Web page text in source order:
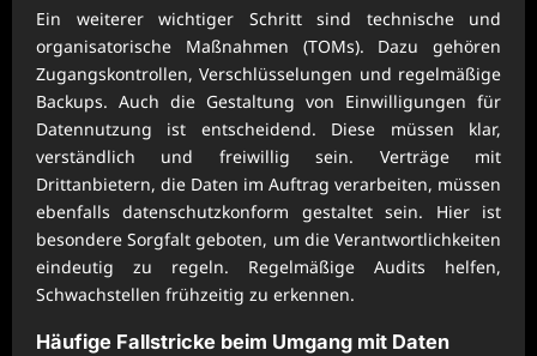
Ein weiterer wichtiger Schritt sind technische und
organisatorische Maßnahmen (TOMs). Dazu gehören
Zugangskontrollen, Verschlüsselungen und regelmäßige
Backups. Auch die Gestaltung von Einwilligungen für
Datennutzung ist entscheidend. Diese müssen klar,
verständlich und freiwillig sein. Verträge mit
Drittanbietern, die Daten im Auftrag verarbeiten, müssen
ebenfalls datenschutzkonform gestaltet sein. Hier ist
besondere Sorgfalt geboten, um die Verantwortlichkeiten
eindeutig zu regeln. Regelmäßige Audits helfen,
Schwachstellen frühzeitig zu erkennen.
Häufige Fallstricke beim Umgang mit Daten